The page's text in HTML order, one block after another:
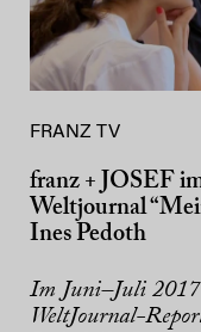
FRANZ TV
franz + JOSEF
Weltjournal
Ines Pedoth
Im Juni–Juli
WeltJournal-